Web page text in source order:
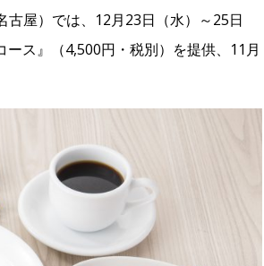
屋）では、12月23日（水）～25日
ース』（4,500円・税別）を提供、11月